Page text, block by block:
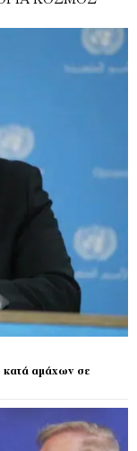
κατά αμάχων σε